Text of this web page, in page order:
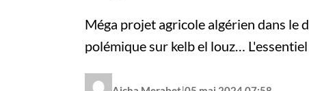
Méga projet agricole algérien dans le
polémique sur kelb el louz… L'essentiel